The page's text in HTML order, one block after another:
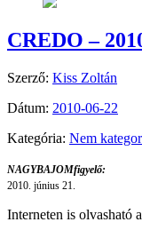
CREDO –
Szerző: Kiss Zoltán
Dátum: 2010-06-22
Kategória: Nem
NAGYBAJOMfigyelő:
2010. június 21.
Interneten is olvasható